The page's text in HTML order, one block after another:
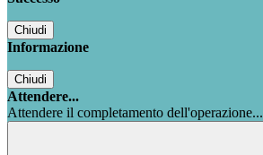
Chiudi
Informazione
Chiudi
Attendere...
Attendere il completamento dell'operazione...